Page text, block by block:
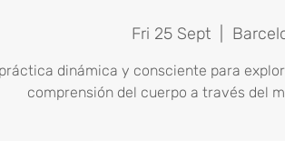
Fri 25 Sept
  |
dinámica y consciente para
comprensión del cuerpo a través del